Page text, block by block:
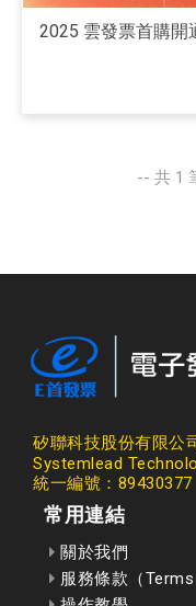
2025 雲發票首購開
-- 共 1
矽聯科技股份有限公
Systemlead
統一編號：89430377
常用連結
關於我們
服務條款（Terms